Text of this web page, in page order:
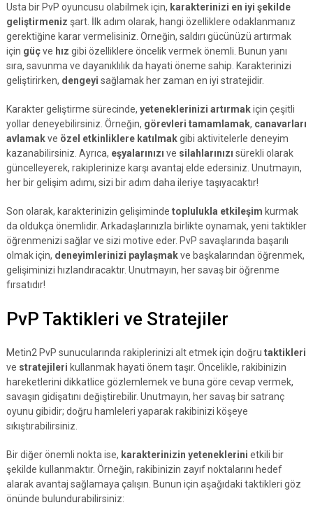
Usta bir PvP oyuncusu olabilmek için, karakterinizi en iyi şekilde
geliştirmeniz şart. İlk adım olarak, hangi özelliklere odaklanmanız
gerektiğine karar vermelisiniz. Örneğin, saldırı gücünüzü artırmak
için güçve hız gibi özelliklere öncelik vermek önemli. Bunun yanı
sıra, savunma ve dayanıklılık da hayati öneme sahip. Karakterinizi
geliştirirken, dengeyi sağlamak her zaman en iyi stratejidir.
Karakter geliştirme sürecinde, yeteneklerinizi artırmakiçin çeşitli
yollar deneyebilirsiniz. Örneğin, görevleri tamamlamak, canavarları
avlamakve özel etkinliklere katılmakgibi aktivitelerle deneyim
kazanabilirsiniz. Ayrıca, eşyalarınızı ve silahlarınızı sürekli olarak
güncelleyerek, rakiplerinize karşı avantaj elde edersiniz. Unutmayın,
her bir gelişim adımı, sizi bir adım daha ileriye taşıyacaktır!
Son olarak, karakterinizin gelişiminde toplulukla etkileşim kurmak
da oldukça önemlidir. Arkadaşlarınızla birlikte oynamak, yeni taktikler
öğrenmenizi sağlar ve sizi motive eder. PvP savaşlarında başarılı
olmak için, deneyimlerinizi paylaşmakve başkalarından öğrenmek,
gelişiminizi hızlandıracaktır. Unutmayın, her savaş bir öğrenme
fırsatıdır!
PvP Taktikleri ve Stratejiler
Metin2 PvP sunucularında rakiplerinizi alt etmek için doğru taktikleri
ve stratejileri kullanmak hayati önem taşır. Öncelikle, rakibinizin
hareketlerini dikkatlice gözlemlemek ve buna göre cevap vermek,
savaşın gidişatını değiştirebilir. Unutmayın, her savaş bir satranç
oyunu gibidir; doğru hamleleri yaparak rakibinizi köşeye
sıkıştırabilirsiniz.
Bir diğer önemli nokta ise, karakterinizin yeteneklerini etkili bir
şekilde kullanmaktır. Örneğin, rakibinizin zayıf noktalarını hedef
alarak avantaj sağlamaya çalışın. Bunun için aşağıdaki taktikleri göz
önünde bulundurabilirsiniz: